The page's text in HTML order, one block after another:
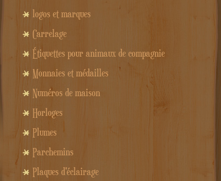
logos et marques
Carrelage
Étiquettes pour animaux de compagnie
Monnaies et médailles
Numéros de maison
Horloges
Plumes
Parchemins
Plaques d'éclairage